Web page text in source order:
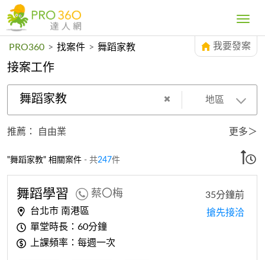
Toggle
PRO360 > 找案件 > 舞蹈家教 我要發案
接案工作
舞蹈家教 地區
推薦： 自由業 更多＞
"舞蹈家教" 相關案件 - 共247件
舞蹈學習 蔡〇梅
台北市 南港區
單堂時長：60分鐘
上課頻率：每週一次
35分鐘前
搶先接洽